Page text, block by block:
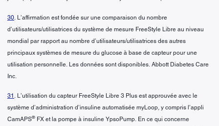
30. L’affirmation est fondée sur une comparaison du nombre
d’utilisateurs/utilisatrices du système de mesure FreeStyle Libre au niveau
mondial par rapport au nombre d’utilisateurs/utilisatrices des autres
principaux systèmes de mesure du glucose à base de capteur pour une
utilisation personnelle. Les données sont disponibles. Abbott Diabetes Care
Inc.
31 . L’utilisation du capteur FreeStyle Libre 3 Plus est approuvée avec le
système d’administration d’insuline automatisée myLoop, y compris l’appli
CamAPS® FX et la pompe à insuline YpsoPump. En ce qui concerne